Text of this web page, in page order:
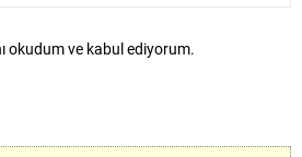
okudum ve kabul ediyorum.